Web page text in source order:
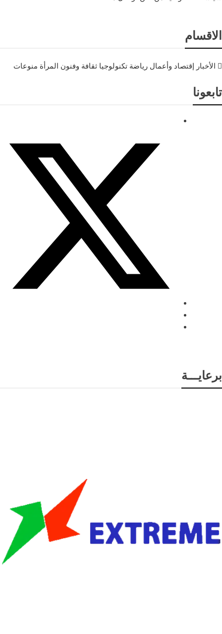
الاقسام
الأخبار إقتصاد وأعمال رياضة تكنولوجيا ثقافة وفنون المرأة منوعات
تابعونا
برعايـــة